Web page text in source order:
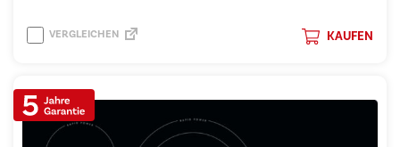
KAUFEN
VERGLEICHEN